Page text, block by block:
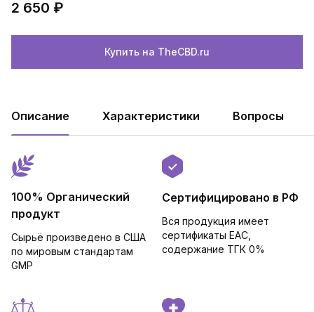
2 650 ₽
Купить на TheCBD.ru
Описание Характеристики Вопросы
100% Органический
продукт
Сырьё произведено в США
по мировым стандартам
GMP
Сертифицировано в РФ
Вся продукция имеет
сертификаты EAC,
cодержание ТГК 0%